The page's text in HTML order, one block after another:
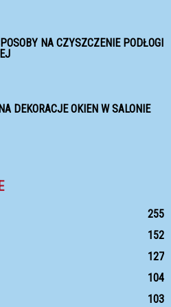
NA CZYSZCZENIE PODŁOGI
DEKORACJE OKIEN W SALONIE
255
152
127
104
103